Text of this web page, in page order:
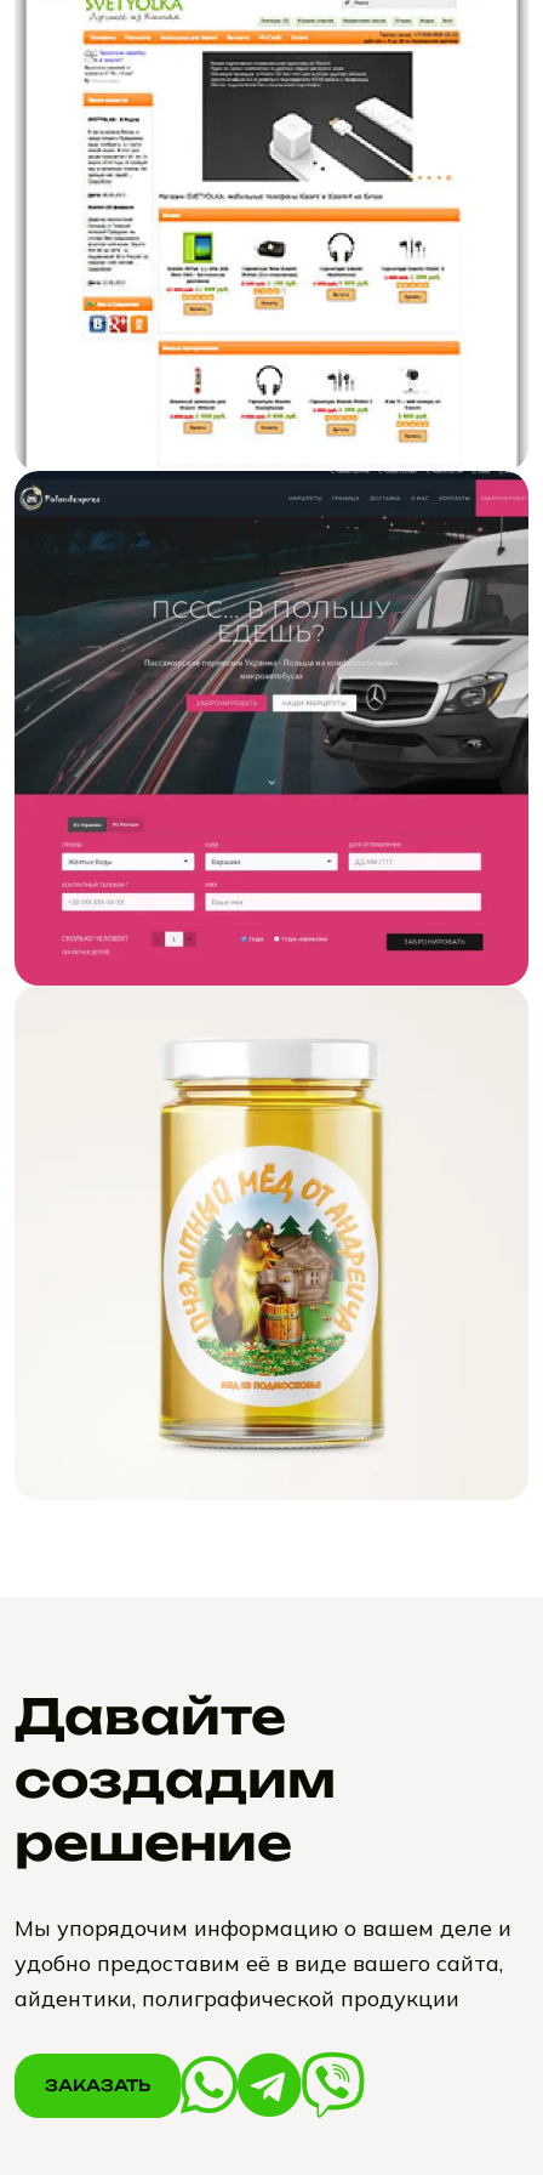
Давайте
создадим
решение
Мы упорядочим информацию о вашем деле и
удобно предоставим её в виде вашего сайта,
айдентики, полиграфической продукции
ЗАКАЗАТЬ